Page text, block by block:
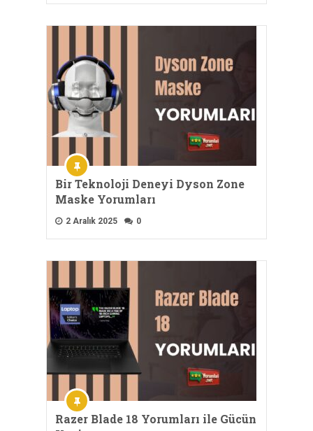
Bir Teknoloji Deneyi Dyson Zone
Maske Yorumları
2 Aralık 2025 0
Razer Blade 18 Yorumları ile Gücün